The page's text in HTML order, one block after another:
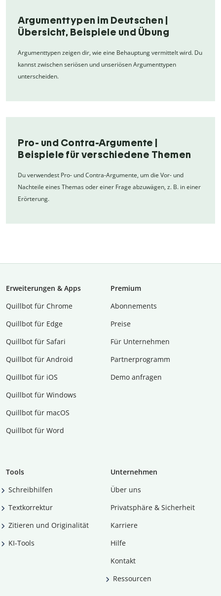
Argumenttypen im Deutschen |
Übersicht, Beispiele und Übung
Argumenttypen zeigen dir, wie eine Behauptung vermittelt wird. Du
kannst zwischen seriösen und unseriösen Argumenttypen
unterscheiden.
Pro- und Contra-Argumente |
Beispiele für verschiedene Themen
Du verwendest Pro- und Contra-Argumente, um die Vor- und
Nachteile eines Themas oder einer Frage abzuwägen, z. B. in einer
Erörterung.
Erweiterungen & Apps
Quillbot für Chrome
Quillbot für Edge
Quillbot für Safari
Quillbot für Android
Quillbot für iOS
Quillbot für Windows
Quillbot für macOS
Quillbot für Word
Premium
Abon­ne­ments
Preise
Für Unternehmen
Partnerprogramm
Demo anfragen
Tools
Schreibhilfen
Textkorrektur
Zitieren und Originalität
KI-Tools
Unternehmen
Über uns
Privatsphäre & Sicherheit
Karriere
Hilfe
Kontakt
Ressourcen